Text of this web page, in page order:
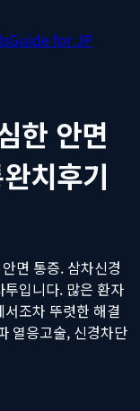
Guide for JP
한 안면
치후기
면 통증. 삼차신경
입니다. 많은 환자
조차 뚜렷한 해결
열응고술, 신경차단